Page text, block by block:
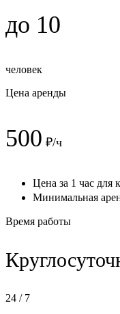
до 10
человек
Цена аренды
500 ₽/ч
Цена за 1 час для
Минимальная
Время работы
24 / 7